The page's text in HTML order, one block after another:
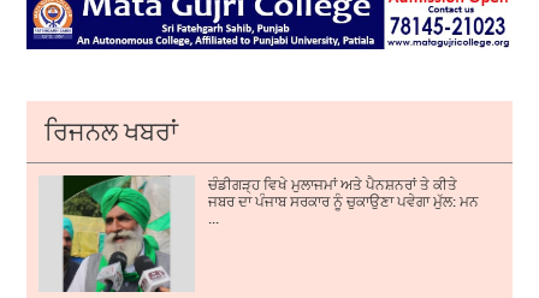
ਰਿਜਨਲ ਖਬਰਾਂ
ਚੰਡੀਗੜ੍ਹ ਵਿਖੇ ਮੁਲਾਜਮਾਂ ਅਤੇ ਪੈਨਸ਼ਨਰਾਂ ਤੇ ਕੀਤੇ
ਜਬਰ ਦਾ ਪੰਜਾਬ ਸਰਕਾਰ ਨੂੰ ਚੁਕਾਉਣਾ ਪਵੇਗਾ ਮੁੱਲ: ਮਨ